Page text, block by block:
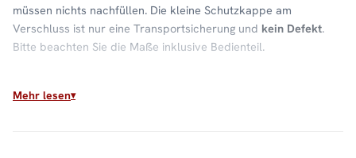
müssen nichts nachfüllen. Die kleine Schutzkappe am
Verschluss ist nur eine Transportsicherung und kein Defekt.
Bitte beachten Sie die Maße inklusive Bedienteil.
Mehr lesen